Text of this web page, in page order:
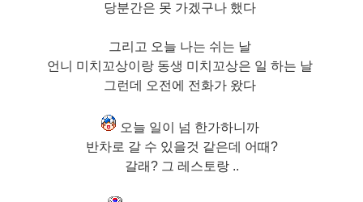
당분간은 못 가겠구나 했다
그리고 오늘 나는 쉬는 날
언니 미치꼬상이랑 동생 미치꼬상은 일 하는 날
그런데 오전에 전화가 왔다
오늘 일이 넘 한가하니까
반차로 갈 수 있을것 같은데 어때?
갈래? 그 레스토랑 ..